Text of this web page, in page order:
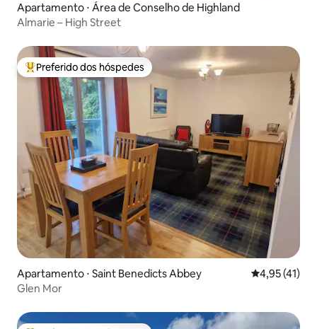
Apartamento ⋅ Área de Conselho de Highland
Almarie – High Street
Entre os melhores preferidos dos hóspedes
Preferido dos hóspedes
Apartamento ⋅ Saint Benedicts Abbey 4,95 de uma
4,95 (41)
Glen Mor